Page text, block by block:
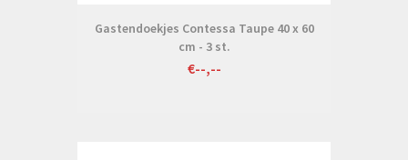
Gastendoekjes Contessa Taupe 40 x 60
cm - 3 st.
€--,--